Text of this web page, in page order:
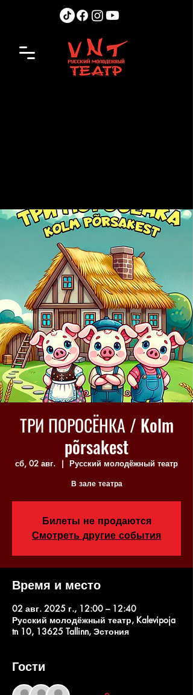
ТРИ ПОРОСЁНКА / Kolm
põrsakest
сб, 02 авг.
  |
Русский молодёжный театр
В зале театра
Билеты не продаются
Смотреть другие события
Время и место
02 авг. 2025 г., 12:00 – 12:40
Русский молодёжный театр, Kalevipoja
tn 10, 13625 Tallinn, Эстония
Гости